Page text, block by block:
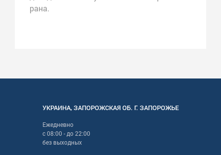
рана.
УКРАИНА,ЗАПОРОЖСКАЯОБ. Г. ЗАПОРОЖЬЕ
Ежедневно
с08:00 - до22:00
без выходных